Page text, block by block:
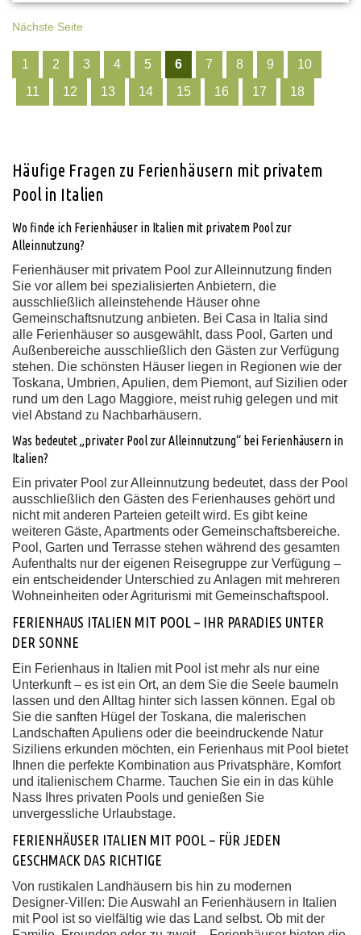
Nächste Seite
1 2 3 4 5 6 7 8 9
10
11
12 13 14 15 16 17 18
Häufige Fragen zu Ferienhäusern mit privatem
Pool in Italien
Wo finde ich Ferienhäuser in Italien mit privatem Pool zur
Alleinnutzung?
Ferienhäuser mit privatem Pool zur Alleinnutzung finden
Sie vor allem bei spezialisierten Anbietern, die
ausschließlich alleinstehende Häuser ohne
Gemeinschaftsnutzung anbieten. Bei Casa in Italia sind
alle Ferienhäuser so ausgewählt, dass Pool, Garten und
Außenbereiche ausschließlich den Gästen zur Verfügung
stehen. Die schönsten Häuser liegen in Regionen wie der
Toskana, Umbrien, Apulien, dem Piemont, auf Sizilien oder
rund um den Lago Maggiore, meist ruhig gelegen und mit
viel Abstand zu Nachbarhäusern.
Was bedeutet „privater Pool zur Alleinnutzung“ bei Ferienhäusern in
Italien?
Ein privater Pool zur Alleinnutzung bedeutet, dass der Pool
ausschließlich den Gästen des Ferienhauses gehört und
nicht mit anderen Parteien geteilt wird. Es gibt keine
weiteren Gäste, Apartments oder Gemeinschaftsbereiche.
Pool, Garten und Terrasse stehen während des gesamten
Aufenthalts nur der eigenen Reisegruppe zur Verfügung –
ein entscheidender Unterschied zu Anlagen mit mehreren
Wohneinheiten oder Agriturismi mit Gemeinschaftspool.
FERIENHAUS ITALIEN MIT POOL – IHR PARADIES UNTER
DER SONNE
Ein Ferienhaus in Italien mit Pool ist mehr als nur eine
Unterkunft – es ist ein Ort, an dem Sie die Seele baumeln
lassen und den Alltag hinter sich lassen können. Egal ob
Sie die sanften Hügel der Toskana, die malerischen
Landschaften Apuliens oder die beeindruckende Natur
Siziliens erkunden möchten, ein Ferienhaus mit Pool bietet
Ihnen die perfekte Kombination aus Privatsphäre, Komfort
und italienischem Charme. Tauchen Sie ein in das kühle
Nass Ihres privaten Pools und genießen Sie
unvergessliche Urlaubstage.
FERIENHÄUSER ITALIEN MIT POOL – FÜR JEDEN
GESCHMACK DAS RICHTIGE
Von rustikalen Landhäusern bis hin zu modernen
Designer-Villen: Die Auswahl an Ferienhäusern in Italien
mit Pool ist so vielfältig wie das Land selbst. Ob mit der